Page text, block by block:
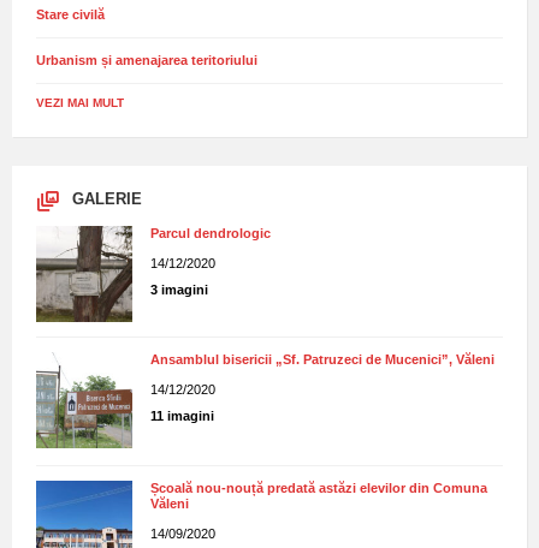
Stare civilă
Urbanism și amenajarea teritoriului
VEZI MAI MULT
GALERIE
Parcul dendrologic
14/12/2020
3 imagini
Ansamblul bisericii „Sf. Patruzeci de Mucenici”, Văleni
14/12/2020
11 imagini
Școală nou-nouță predată astăzi elevilor din Comuna
Văleni
14/09/2020